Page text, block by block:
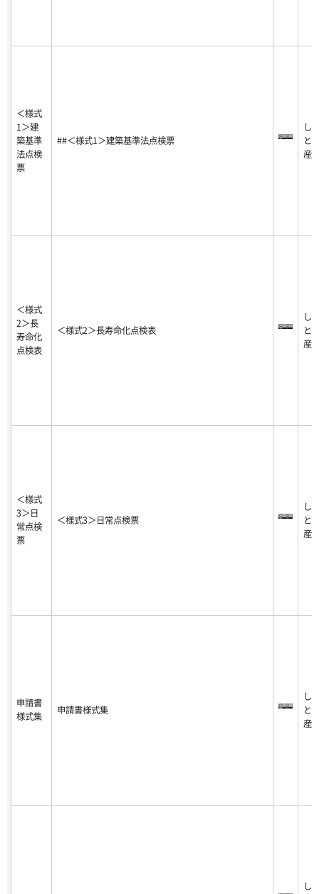
＜様式
1＞建
築基準
法点検
票
##＜様式1＞建築基準法点検票
し
と
産
＜様式
2＞長
寿命化
点検表
＜様式2＞長寿命化点検表
し
と
産
＜様式
3＞日
常点検
票
＜様式3＞日常点検票
し
と
産
申請書
様式集
申請書様式集
し
と
産
し